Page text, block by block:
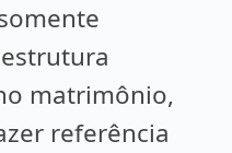
matrimônio,
referência